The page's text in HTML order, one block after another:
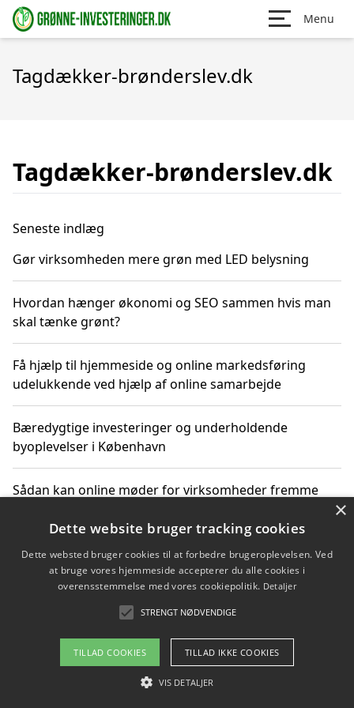
Menu
Tagdækker-brønderslev.dk
Tagdækker-brønderslev.dk
Seneste indlæg
Gør virksomheden mere grøn med LED belysning
Hvordan hænger økonomi og SEO sammen hvis man
skal tænke grønt?
Få hjælp til hjemmeside og online markedsføring
udelukkende ved hjælp af online samarbejde
Bæredygtige investeringer og underholdende
byoplevelser i København
Sådan kan online møder for virksomheder fremme
Copyright 2026 - Pilanto Aps
Om / kontakt
×
Dette website bruger tracking cookies
Dette websted bruger cookies til at forbedre brugeroplevelsen. Ved
at bruge vores hjemmeside accepterer du alle cookies i
overensstemmelse med vores cookiepolitik. Detaljer
STRENGT NØDVENDIGE
TILLAD COOKIES TILLAD IKKE COOKIES
VIS DETALJER